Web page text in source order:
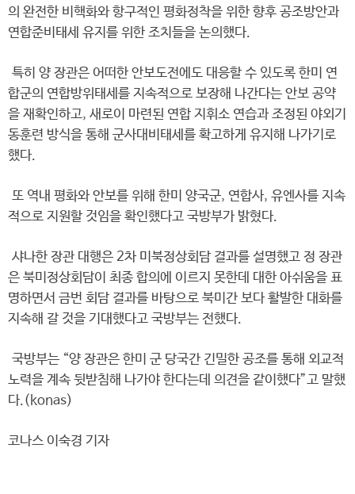
의 완전한 비핵화와 항구적인 평화정착을 위한 향후 공조방안과
연합준비태세 유지를 위한 조치들을 논의했다.
특히 양 장관은 어떠한 안보도전에도 대응할 수 있도록 한미 연
합군의 연합방위태세를 지속적으로 보장해 나간다는 안보 공약
을 재확인하고, 새로이 마련된 연합 지휘소 연습과 조정된 야외기
동훈련 방식을 통해 군사대비태세를 확고하게 유지해 나가기로
했다.
또 역내 평화와 안보를 위해 한미 양국군, 연합사, 유엔사를 지속
적으로 지원할 것임을 확인했다고 국방부가 밝혔다.
샤나한 장관 대행은 2차 미북정상회담 결과를 설명했고 정 장관
은 북미정상회담이 최종 합의에 이르지 못한데 대한 아쉬움을 표
명하면서 금번 회담 결과를 바탕으로 북미간 보다 활발한 대화를
지속해 갈 것을 기대했다고 국방부는 전했다.
국방부는 “양 장관은 한미 군 당국간 긴밀한 공조를 통해 외교적
노력을 계속 뒷받침해 나가야 한다는데 의견을 같이했다”고 말했
다.(konas)
코나스 이숙경 기자